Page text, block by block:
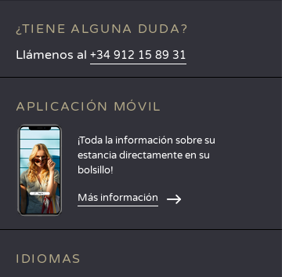
¿TIENE ALGUNA DUDA?
Llámenos al +34 912 15 89 31
APLICACIÓN MÓVIL
¡Toda la información sobre su
estancia directamente en su
bolsillo!
Más información
IDIOMAS